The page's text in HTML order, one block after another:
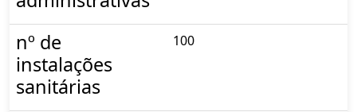
nº de
instalações
sanitárias
100